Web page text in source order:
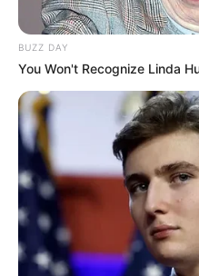
BUZZ DAY
You Won't Recognize Linda